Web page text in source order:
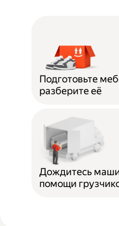
Подготовьте
разберите её
Дождитесь
помощи